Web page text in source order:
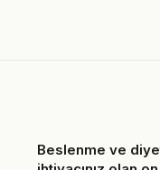
Beslenme ve